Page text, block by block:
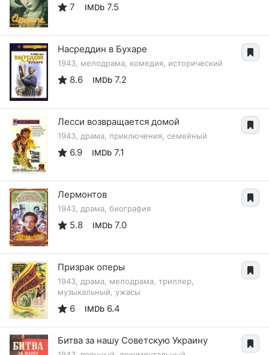
7 IMDb 7.5
Насреддин в Бухаре
1943, мелодрама, комедия, исторический
8.6 IMDb 7.2
Лесси возвращается домой
1943, драма, приключения, семейный
6.9 IMDb 7.1
Лермонтов
1943, драма, биография
5.8 IMDb 7.0
Призрак оперы
1943, драма, мелодрама, триллер,
музыкальный, ужасы
6 IMDb 6.4
Битва за нашу Советскую Украину